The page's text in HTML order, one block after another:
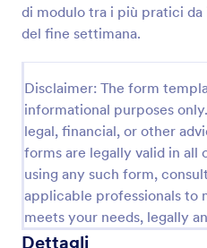
di modulo tra i più pratici
del fine settimana.
Disclaimer: The form
informational purposes
legal, financial, or other
forms are legally valid in all
using any such form,
applicable professionals to
meets your needs, legally
Dettagli